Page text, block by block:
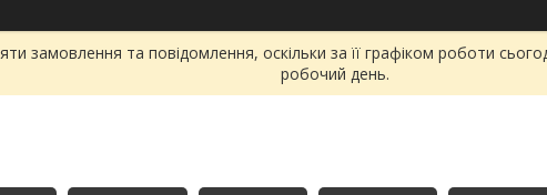
замовлення та повідомлення, оскільки за її графіком роботи
робочий день.